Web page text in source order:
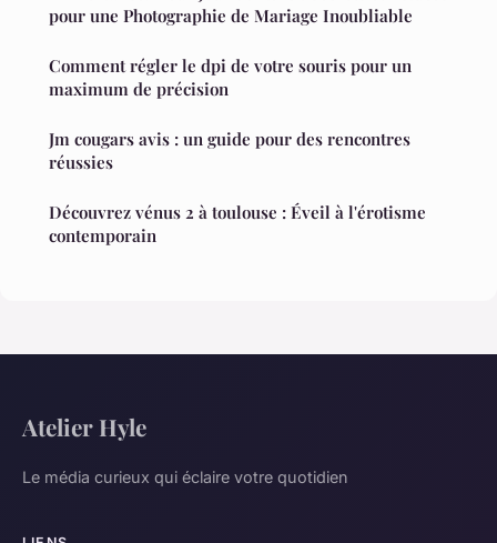
pour une Photographie de Mariage Inoubliable
Comment régler le dpi de votre souris pour un
maximum de précision
Jm cougars avis : un guide pour des rencontres
réussies
Découvrez vénus 2 à toulouse : Éveil à l'érotisme
contemporain
Atelier Hyle
Le média curieux qui éclaire votre quotidien